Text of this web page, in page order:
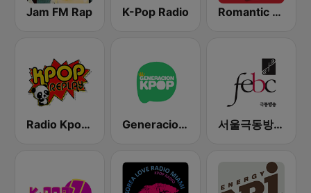
Jam FM Rap K-Pop Radio Romantic Vibes
Radio Kpop Replay Generacion KPOP 서울극동방송FM 106.9 (FEBC Seoul HLKX-FM)